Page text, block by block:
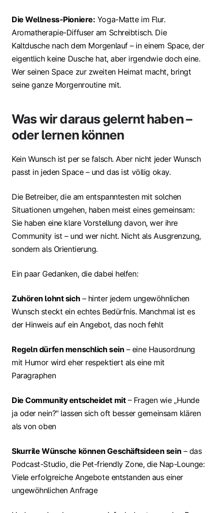
Die Wellness-Pioniere: Yoga-Matte im Flur.
Aromatherapie-Diffuser am Schreibtisch. Die
Kaltdusche nach dem Morgenlauf – in einem Space, der
eigentlich keine Dusche hat, aber irgendwie doch eine.
Wer seinen Space zur zweiten Heimat macht, bringt
seine ganze Morgenroutine mit.
Was wir daraus gelernt haben –
oder lernen können
Kein Wunsch ist per se falsch. Aber nicht jeder Wunsch
passt in jeden Space – und das ist völlig okay.
Die Betreiber, die am entspanntesten mit solchen
Situationen umgehen, haben meist eines gemeinsam:
Sie haben eine klare Vorstellung davon, wer ihre
Community ist – und wer nicht. Nicht als Ausgrenzung,
sondern als Orientierung.
Ein paar Gedanken, die dabei helfen:
Zuhören lohnt sich – hinter jedem ungewöhnlichen
Wunsch steckt ein echtes Bedürfnis. Manchmal ist es
der Hinweis auf ein Angebot, das noch fehlt
Regeln dürfen menschlich sein – eine Hausordnung
mit Humor wird eher respektiert als eine mit
Paragraphen
Die Community entscheidet mit – Fragen wie „Hunde
ja oder nein?" lassen sich oft besser gemeinsam klären
als von oben
Skurrile Wünsche können Geschäftsideen sein – das
Podcast-Studio, die Pet-friendly Zone, die Nap-Lounge:
Viele erfolgreiche Angebote entstanden aus einer
ungewöhnlichen Anfrage